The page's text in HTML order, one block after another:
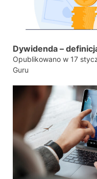
Dywidenda –
Opublikowano w 17
Guru